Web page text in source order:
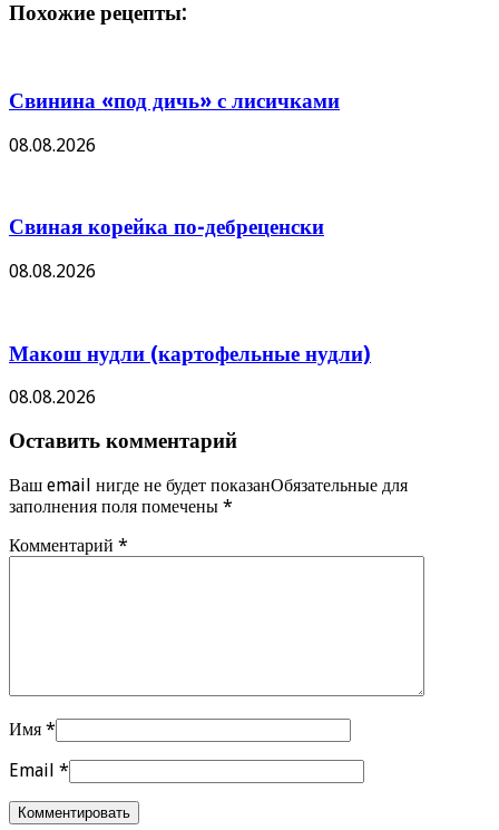
Похожие рецепты:
Свинина «под дичь» с лисичками
08.08.2026
Свиная корейка по-дебреценски
08.08.2026
Макош нудли (картофельные нудли)
08.08.2026
Оставить комментарий
Ваш email нигде не будет показанОбязательные для
заполнения поля помечены *
Комментарий *
Имя *
Email *